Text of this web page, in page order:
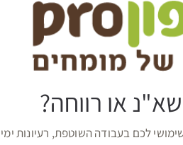
או רווחה?
לכם בעבודה השוטפת, רעיונות ימי